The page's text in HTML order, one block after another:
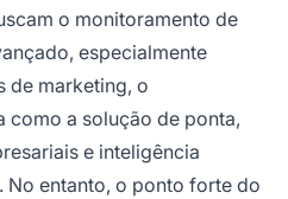
o monitoramento de
especialmente
de marketing, o
como a solução de ponta,
e inteligência
entanto, o ponto forte do